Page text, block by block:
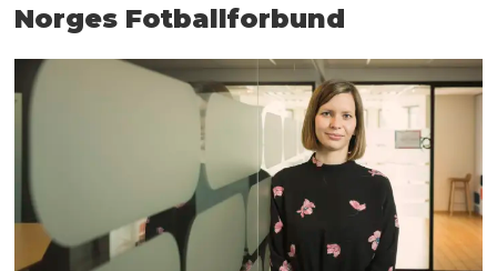
Norges Fotballforbund